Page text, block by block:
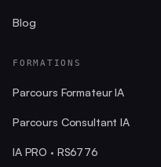
Blog
FORMATIONS
Parcours Formateur IA
Parcours Consultant IA
IA PRO · RS6776